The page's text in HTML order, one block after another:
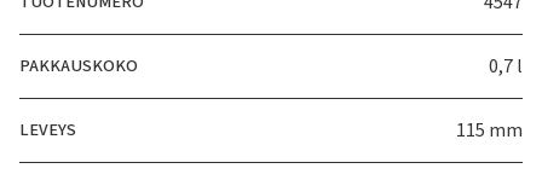
PAKKAUSKOKO 0,7 l
LEVEYS 115 mm